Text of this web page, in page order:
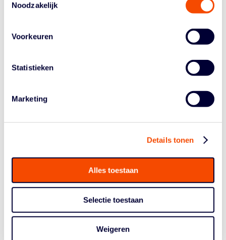
Noodzakelijk
Voorkeuren
Statistieken
Marketing
Details tonen
Alles toestaan
Selectie toestaan
Weigeren
Voor de Katwijkers speelde Ilse Kuijt een sleutelrol. Met
maar liefst 30 punten (waaronder vijf driepunters) was
ze belangrijk voor haar ploeg. Ook in de beslissende
driepuntslijn.
Algemene Vergadering
Bestuur En Commissies
Medewerkers